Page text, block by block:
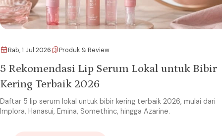
Rab, 1 Jul 2026 Produk & Review
5 Rekomendasi Lip Serum Lokal untuk Bibir
Kering Terbaik 2026
Daftar 5 lip serum lokal untuk bibir kering terbaik 2026, mulai dari
Implora, Hanasui, Emina, Somethinc, hingga Azarine.